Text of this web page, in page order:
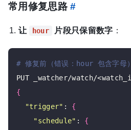
常用修复思路#
让 hour 片段只保留数字 ：
# 修复前（错误：hour 包含字母）
{
"trigger" : {
"schedule" : {